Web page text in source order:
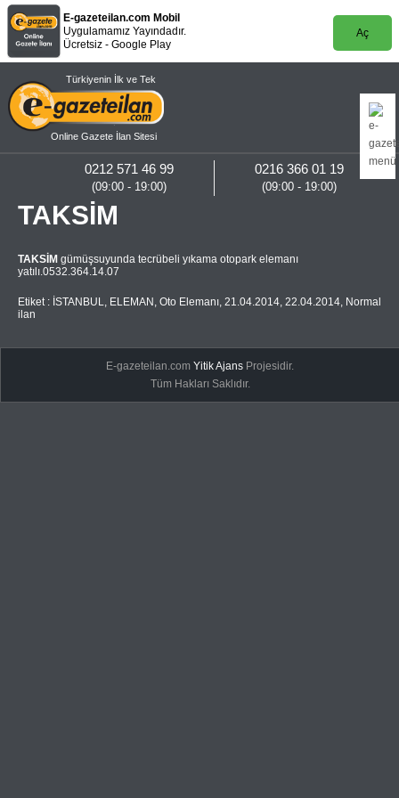
E-gazeteilan.com Mobil
Uygulamamız Yayındadır.
Ücretsiz - Google Play
Aç
Türkiyenin İlk ve Tek
Online Gazete İlan Sitesi
0216 366 01 19
(09:00 - 19:00)
0212 571 46 99
(09:00 - 19:00)
TAKSİM
TAKSİM gümüşsuyunda tecrübeli yıkama otopark elemanı
yatılı.0532.364.14.07
Etiket : İSTANBUL, ELEMAN , Oto Elemanı, 21.04.2014, 22.04.2014, Normal
ilan
E-gazeteilan.comYitik Ajans Projesidir.
Tüm Hakları Saklıdır.